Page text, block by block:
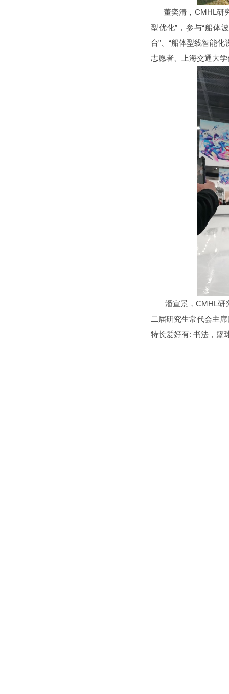
董奕清，CMHL研究
型优化”，参与“船体
台”、“船体型线智能
志愿者、上海交通大
潘宣景，CMHL研究
二届研究生常代会主
特长爱好有: 书法，篮